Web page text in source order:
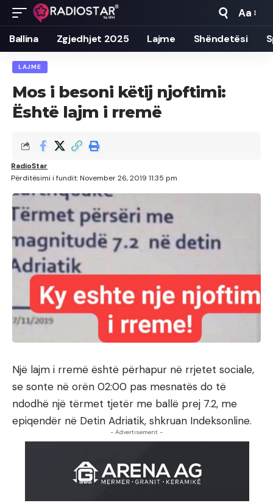
Font
Resizer
Aa
Ballina Zgjedhjet 2025 Lajme Shëndetësi
LAJME
Mos i besoni këtij njoftimi:
Është lajm i rremë
Përditësimi i fundit: November 26, 2019 11:35 pm
RadioStar
Një lajm i rremë është përhapur në rrjetet sociale,
se sonte në orën 02:00 pas mesnatës do të
ndodhë një tërmet tjetër me ballë prej 7.2, me
epiqendër në Detin Adriatik, shkruan Indeksonline.
- Advertisement -